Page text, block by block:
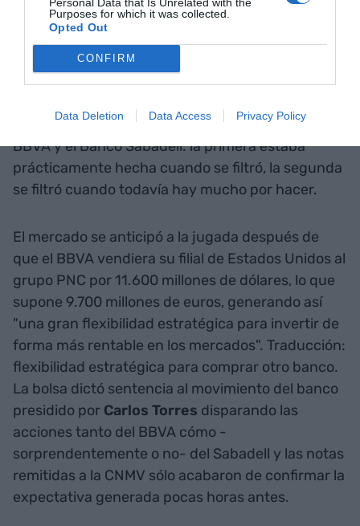
Purposes for which it was collected.
Opted Out
CONFIRM
Data Deletion Data Access Privacy Policy
Fuentes bancarias insisten que "hay mucha
presión y mucha locura" con esta segunda
operación bancaria pero que "no hay nada
cerrado, se está explorando y evaluando la
absorción o fusión de CaixaBank y Bankia y la del
BBVA y el Banco Sabadell: la primera estaba
prácticamente hecha cuando se filtró, la segunda
se filtró cuando todavía hay mucho por hacer.
El mercado se anticipó a la jugada después de
que el BBVA vendiera su filial de Estados Unidos al
grupo PNC por 11.600 millones de dólares, lo que
supone 9.700 millones de euros, generando así
"una gran flexibilidad estratégica para invertir de
forma más rentable en los mercados". Traducción:
flexibilidad estratégica para comprar otro banco.
La bolsa dictó sentencia al movimiento del banco
presidido por Carlos Torres disparando las
acciones tanto del BBVA cómo -
sorprendentemente o no- del Sabadell y las notas
remitidas a la CNMV sólo acabaron de confirmar la
expectativa generada pocas horas antes.